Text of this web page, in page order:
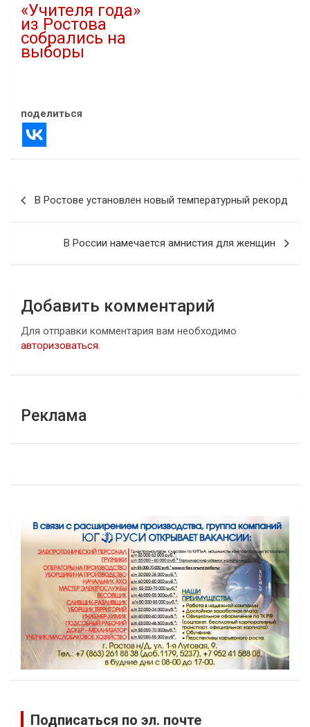
«Учителя года»
из Ростова
собрались на
выборы
поделиться
записям
В Ростове установлен новый температурный рекорд
В России намечается амнистия для женщин
Добавить комментарий
Для отправки комментария вам необходимо
авторизоваться.
Реклама
Подписаться по эл. почте